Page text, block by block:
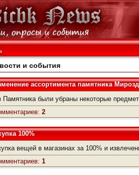
и события
ассортимента памятника
Памятника были убраны некоторые
2
100%
вещей в магазинах за 100% и
1